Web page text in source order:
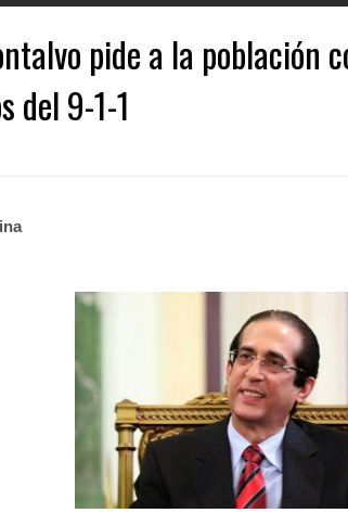
pide a la población
del 9-1-1